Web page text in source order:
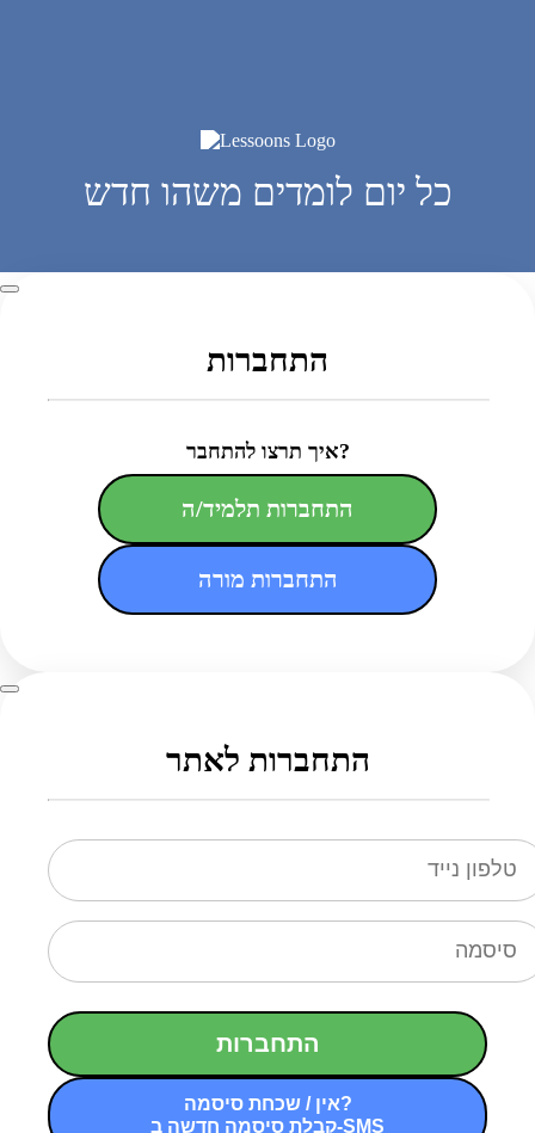
כל יום לומדים משהו חדש
התחברות
איך תרצו להתחבר?
התחברות תלמיד/ה
התחברות מורה
התחברות לאתר
התחברות
אין / שכחת סיסמה?
קבלת סיסמה חדשה ב-SMS